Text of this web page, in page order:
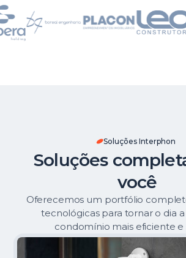
Soluções Interphon
Soluções
você
Oferecemos um portfólio
tecnológicas para tornar o dia a
condomínio mais eficiente e